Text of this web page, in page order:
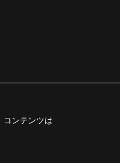
ンテンツは